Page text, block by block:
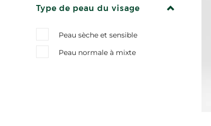
Type de peau du visage REPLIER
Peau sèche et sensible
Peau normale à mixte